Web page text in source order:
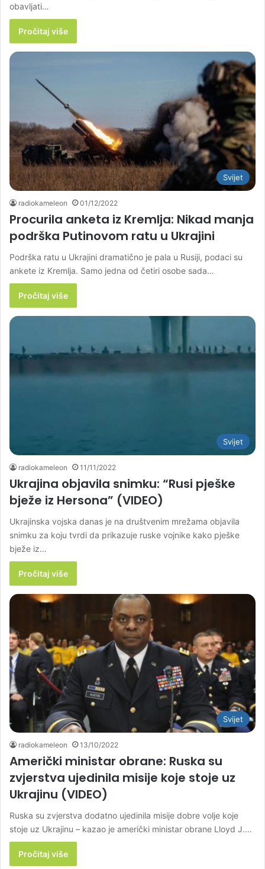
obavljati…
Pročitaj više
Svijet
radiokameleon 01/12/2022
Procurila anketa iz Kremlja: Nikad manja
podrška Putinovom ratu u Ukrajini
Podrška ratu u Ukrajini dramatično je pala u Rusiji, podaci su
ankete iz Kremlja. Samo jedna od četiri osobe sada…
Pročitaj više
Svijet
radiokameleon 11/11/2022
Ukrajina objavila snimku: “Rusi pješke
bježe iz Hersona” (VIDEO)
Ukrajinska vojska danas je na društvenim mrežama objavila
snimku za koju tvrdi da prikazuje ruske vojnike kako pješke
bježe iz…
Pročitaj više
Svijet
radiokameleon 13/10/2022
Američki ministar obrane: Ruska su
zvjerstva ujedinila misije koje stoje uz
Ukrajinu (VIDEO)
Ruska su zvjerstva dodatno ujedinila misije dobre volje koje
stoje uz Ukrajinu – kazao je američki ministar obrane Lloyd J.…
Pročitaj više